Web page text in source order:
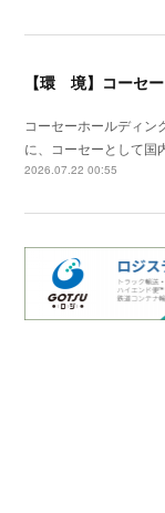
コーセーホールディン
に、コーセーとして
2026.07.22 00:55